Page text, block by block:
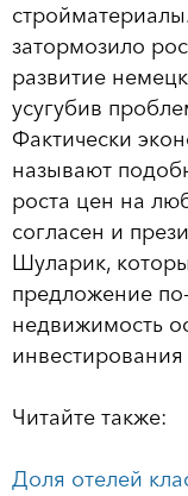
затормозило
развитие
усугубив
Фактически
называют
роста цен на
согласен и
Шуларик,
предложение
недвижимость
Читайте также:
Доля отелей